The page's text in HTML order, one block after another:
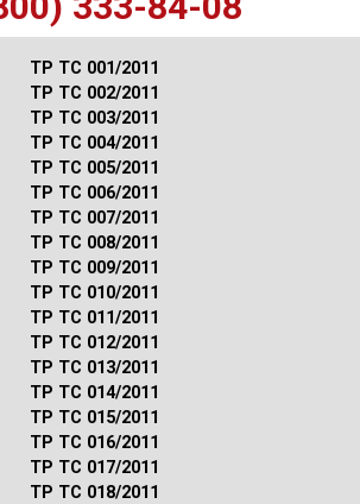
ТР ТС 001/2011
ТР ТС 002/2011
ТР ТС 003/2011
ТР ТС 004/2011
ТР ТС 005/2011
ТР ТС 006/2011
ТР ТС 007/2011
ТР ТС 008/2011
ТР ТС 009/2011
ТР ТС 010/2011
ТР ТС 011/2011
ТР ТС 012/2011
ТР ТС 013/2011
ТР ТС 014/2011
ТР ТС 015/2011
ТР ТС 016/2011
ТР ТС 017/2011
ТР ТС 018/2011